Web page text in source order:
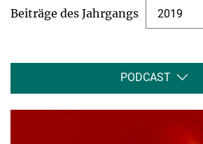
Beiträge des Jahrgangs 2019
PODCAST